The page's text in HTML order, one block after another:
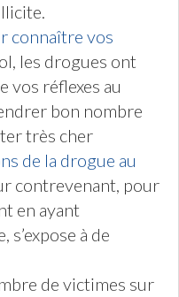
connaître vos
les drogues ont
vos réflexes au
bon nombre
très cher
de la drogue au
contrevenant, pour
en ayant
s’expose à de
de victimes sur